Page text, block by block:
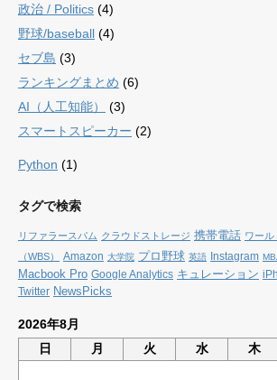
政治 / Politics (4)
野球/baseball (4)
セブ島 (3)
ランキングまとめ (6)
AI（人工知能）
(3)
スマートスピーカー (2)
Python (1)
タグで検索
リファラースパム クラウドストレージ 携帯電話 ワール
（WBS）
Amazon 大学院 プロ野球 英語 Instagram
Macbook Pro Google Analytics キュレーション
Twitter NewsPicks
2026年8月
日
月 火 水 木